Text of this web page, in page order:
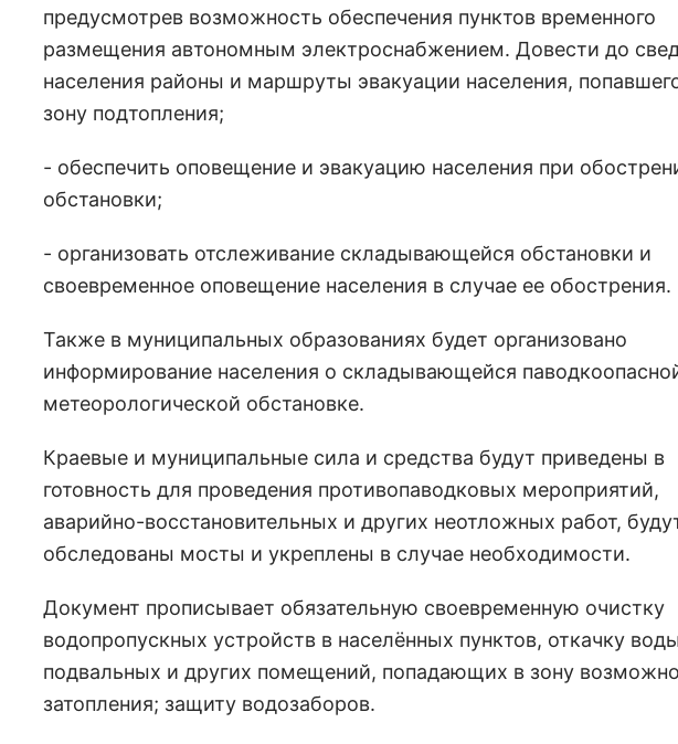
предусмотрев возможность обеспечения пунктов временного
размещения автономным электроснабжением. Довести до
населения районы и маршруты эвакуации населения,
зону подтопления;
- обеспечить оповещение и эвакуацию населения при
обстановки;
- организовать отслеживание складывающейся обстановки и
своевременное оповещение населения в случае ее обострения.
Также в муниципальных образованиях будет организовано
информирование населения о складывающейся
метеорологической обстановке.
Краевые и муниципальные сила и средства будут приведены в
готовность для проведения противопаводковых мероприятий,
аварийно-восстановительных и других неотложных работ,
обследованы мосты и укреплены в случае необходимости.
Документ прописывает обязательную своевременную очистку
водопропускных устройств в населённых пунктов, откачку
подвальных и других помещений, попадающих в зону
затопления; защиту водозаборов.